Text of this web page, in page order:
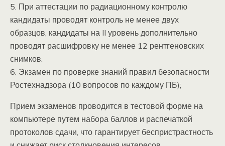
5. При аттестации по радиационному контролю
кандидаты проводят контроль не менее двух
образцов, кандидаты на II уровень дополнительно
проводят расшифровку не менее 12 рентгеновских
снимков.
6. Экзамен по проверке знаний правил безопасности
Ростехнадзора (10 вопросов по каждому ПБ);
Прием экзаменов проводится в тестовой форме на
компьютере путем набора баллов и распечаткой
протоколов сдачи, что гарантирует беспристрастность